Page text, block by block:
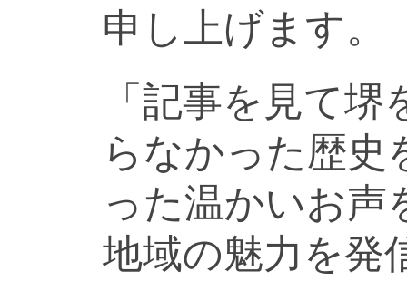
申し上げます。
「記事を見て
らなかった歴史
った温かいお声
地域の魅力を発